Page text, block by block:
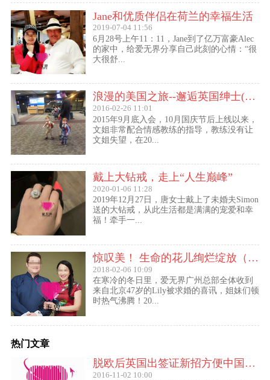
Jane和优质伴侣在荷兰的幸福生活
2019-07-04 11:56
6月28号上午11：11，Jane到了亿万富豪Alec
的家中，给爱无界分享自己此刻的心情：“很
大很舒...
浪漫的美国之旅--邂逅英国绅士(文姐与Kent的见面动态）
2016-02-26 11:01
2015年9月底入会，10月国庆节后上线以来，
文姐非常配合情感教练的指导，教练没有让
文姐失望，在20...
戴上大钻戒，走上“人生巅峰”
2020-01-06 11:28
2019年12月27日，唐女士戴上了未婚夫Simon
送的大钻戒，从此生活都是满满的宠爱和幸
福！牵手一...
惊叹美！ 生命的花儿绚烂绽放（47岁的Lily结婚啦！）
2018-02-06 10:09
在寒冷的冬日里，爱无界广州总部全体收到
来自北京47岁的Lily被求婚的喜讯，姐妹们顿
时热气沸腾！20...
热门文章
脱欧后英国出签证新招方便中国访客进入欧盟
2016-11-02 10:00